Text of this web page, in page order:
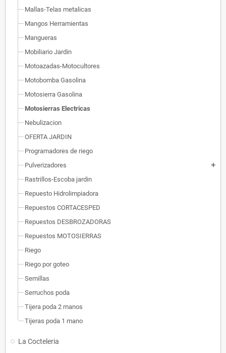
Mallas-Telas metalicas
Mangos Herramientas
Mangueras
Mobiliario Jardin
Motoazadas-Motocultores
Motobomba Gasolina
Motosierra Gasolina
Motosierras Electricas
Nebulizacion
OFERTA JARDIN
Programadores de riego
Pulverizadores
add
Rastrillos-Escoba jardin
Repuesto Hidrolimpiadora
Repuestos CORTACESPED
Repuestos DESBROZADORAS
Repuestos MOTOSIERRAS
Riego
Riego por goteo
Semillas
Serruchos poda
Tijera poda 2 manos
Tijeras poda 1 mano
La Cocteleria